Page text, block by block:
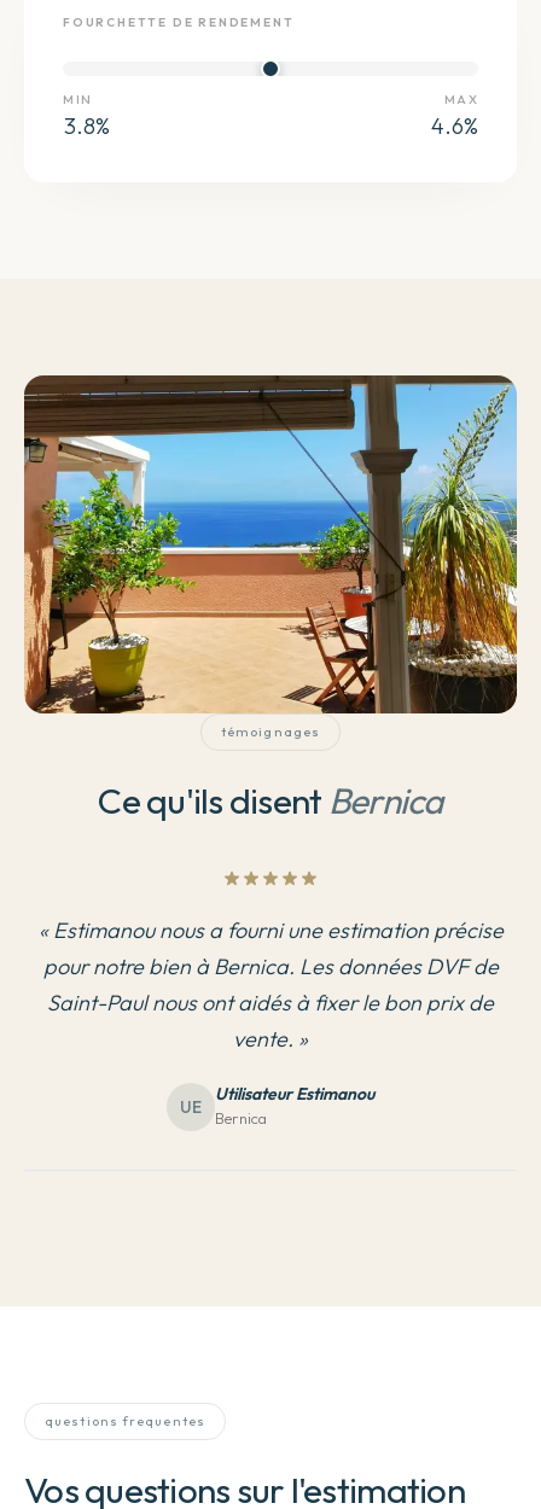
FOURCHETTE DE RENDEMENT
MIN
3.8%
MAX
4.6%
témoignages
Ce qu'ils disent Bernica
« Estimanou nous a fourni une estimation précise
pour notre bien à Bernica. Les données DVF de
Saint-Paul nous ont aidés à fixer le bon prix de
vente. »
UE
Utilisateur Estimanou
Bernica
questions frequentes
Vos questions sur l'estimation